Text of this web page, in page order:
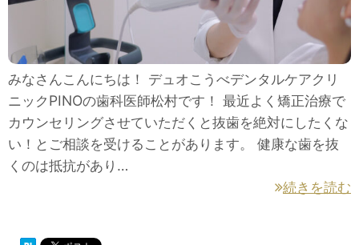
みなさんこんにちは！ デュオこうべデンタルケアクリ
ニックPINOの歯科医師松村です！ 最近よく矯正治療で
カウンセリングさせていただくと抜歯を絶対にしたくな
い！とご相談を受けることがあります。 健康な歯を抜
くのは抵抗があり…
続きを読む